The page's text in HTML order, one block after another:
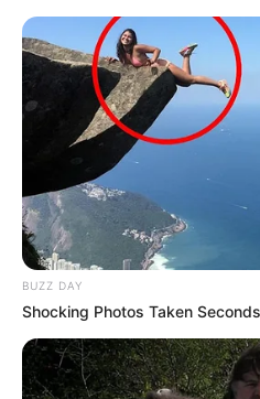
BUZZ DAY
Shocking Photos Taken